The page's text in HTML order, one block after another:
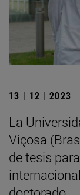
13 | 12 | 2023
La
Viçosa
de tesis